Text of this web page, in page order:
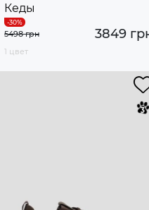
Кеды
3849
5498 грн
1 цвет